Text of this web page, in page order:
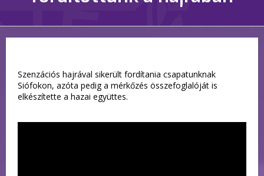
Szenzációs hajrával sikerült fordítania csapatunknak
Siófokon, azóta pedig a mérkőzés összefoglalóját is
elkészítette a hazai együttes.